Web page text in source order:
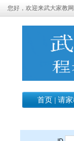
您好，欢迎来武大家教
首页 | 请